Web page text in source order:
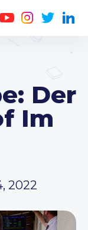
Der
Im
2022